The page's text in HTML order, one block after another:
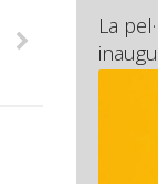
La